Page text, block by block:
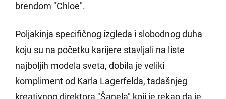
brendom "Chloe".
Poljakinja specifičnog izgleda i slobodnog duha
koju su na početku karijere stavljali na liste
najboljih modela sveta, dobila je veliki
kompliment od Karla Lagerfelda, tadašnjeg
kreativnog direktora "Šanela" koji je rekao da je